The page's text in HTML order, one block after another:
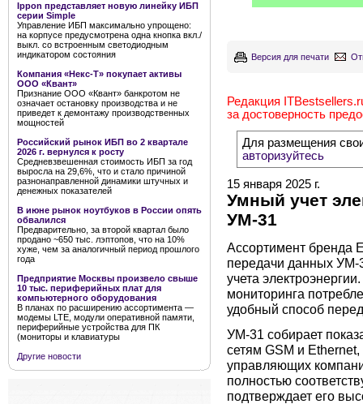
Ippon представляет новую линейку ИБП
серии Simple
Управление ИБП максимально упрощено:
на корпусе предусмотрена одна кнопка вкл./
выкл. со встроенным светодиодным
индикатором состояния
Компания «Некс-Т» покупает активы
ООО «Квант»
Признание ООО «Квант» банкротом не
означает остановку производства и не
приведет к демонтажу производственных
мощностей
Российский рынок ИБП во 2 квартале
2026 г. вернулся к росту
Средневзвешенная стоимость ИБП за год
выросла на 29,6%, что и стало причиной
разнонаправленной динамики штучных и
денежных показателей
В июне рынок ноутбуков в России опять
обвалился
Предварительно, за второй квартал было
продано ~650 тыс. лэптопов, что на 10%
хуже, чем за аналогичный период прошлого
года
Предприятие Москвы произвело свыше
10 тыс. периферийных плат для
компьютерного оборудования
В планах по расширению ассортимента —
модемы LTE, модули оперативной памяти,
периферийные устройства для ПК
(мониторы и клавиатуры
Другие новости
Версия для печати
Редакция
за достоверность
Для размещения
авторизуйтесь
15 января 2025 г.
Умный учет
УМ-31
Ассортимент бренда
передачи данных УМ-
учета
мониторинга
удобный способ
УМ-31 собирает
сетям GSM и
управляющих
полностью
подтверждает его